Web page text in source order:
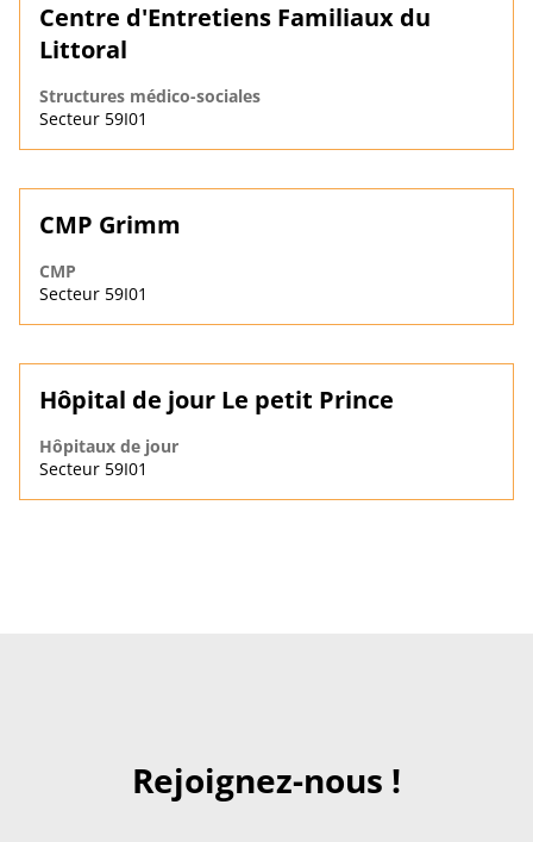
Centre d'Entretiens Familiaux du
Littoral
Structures médico-sociales
Secteur 59I01
CMP Grimm
CMP
Secteur 59I01
Hôpital de jour Le petit Prince
Hôpitaux de jour
Secteur 59I01
Rejoignez-nous !